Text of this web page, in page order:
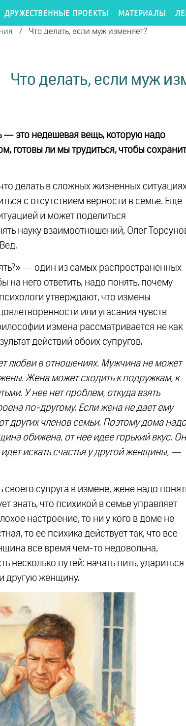
ДРУЖЕСТВЕННЫЕ ПРОЕКТЫ МАТЕРИАЛЫ
/ Что делать, если муж изменяет?
Что делать, если муж
— это недешевая вещь, которую надо
готовы ли мы трудиться, чтобы
делать в сложных жизненных
с отсутствием верности в семье. Еще
и может поделиться
науку взаимоотношений, Олег
— один из самых распространенных
на него ответить, надо понять, почему
утверждают, что измены
или угасания чувств
измена рассматривается не как
действий обоих супругов.
любви в отношениях. Мужчина не может
Жена может сходить к подружкам, к
У нее нет проблем, откуда взять
по-другому. Если жена не дает ему
других членов семьи. Поэтому дома надо
обижена, от нее идее горький вкус.
искать счастья у другой женщины, —
супруга в измене, жене надо
знать, что психикой в семье управляет
настроение, то ни у кого в доме не
то ее психика действует так, что все
все время чем-то недовольна,
несколько путей: начать пить, удариться
другую женщину.